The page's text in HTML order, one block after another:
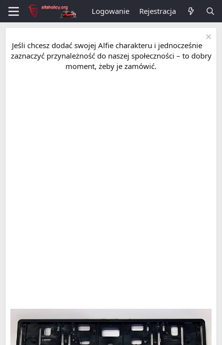
Logowanie Rejestracja
Jeśli chcesz dodać swojej Alfie charakteru i jednocześnie
zaznaczyć przynależność do naszej społeczności – to dobry
moment, żeby je zamówić.